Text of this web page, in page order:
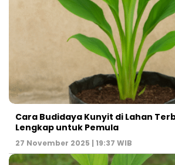
Cara Budidaya Kunyit di Lahan
Lengkap untuk Pemula
27 November 2025 | 19:37 WIB